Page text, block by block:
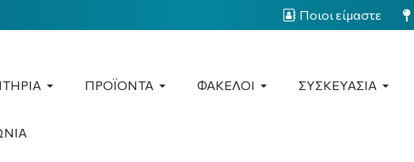
Ποιοι είμαστε
ΠΡΟΪΟΝΤΑ ΦΑΚΕΛΟΙ ΣΥΣΚΕΥΑΣΙΑ